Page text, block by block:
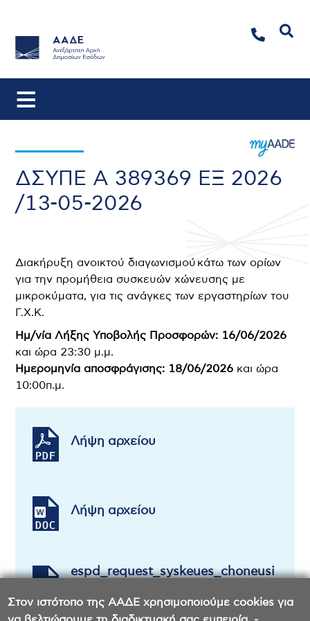
Στον ιστότοπο της ΑΑΔΕ χρησιμοποιούμε cookies για
ΔΣΥΠΕ Α 389369 ΕΞ 2026
/13-05-2026
Διακήρυξη ανοικτού διαγωνισμού κάτω των ορίων
για την προμήθεια συσκευών χώνευσης με
μικροκύματα, για τις ανάγκες των εργαστηρίων του
Γ.Χ.Κ.
Ημ/νία Λήξης Υποβολής Προσφορών: 16/06/2026
και ώρα 23:30 μ.μ.
Ημερομηνία αποσφράγισης: 18/06/2026 και ώρα
10:00π.μ.
Λήψη αρχείου
Λήψη αρχείου
espd_request_syskeues_choneusi